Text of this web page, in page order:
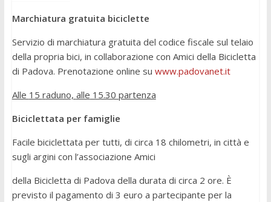
Marchiatura gratuita biciclette
Servizio di marchiatura gratuita del codice fiscale sul telaio
della propria bici, in collaborazione con Amici della Bicicletta
di Padova. Prenotazione online su www.padovanet.it
Alle 15 raduno, alle 15.30 partenza
Biciclettata per famiglie
Facile biciclettata per tutti, di circa 18 chilometri, in città e
sugli argini con l’associazione Amici
della Bicicletta di Padova della durata di circa 2 ore. È
previsto il pagamento di 3 euro a partecipante per la